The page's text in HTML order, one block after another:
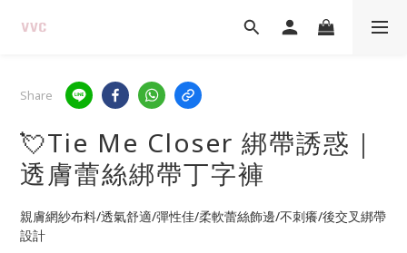
Share
💘Tie Me Closer 綁帶誘惑｜
透膚蕾絲綁帶丁字褲
親膚網紗布料/透氣舒適/彈性佳/柔軟蕾絲飾邊/不刺癢/後交叉綁帶
設計